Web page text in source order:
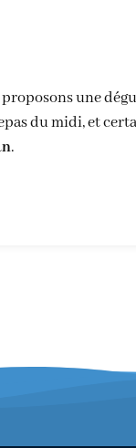
une
du midi, et
.